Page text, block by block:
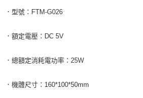
．型號：FTM-G026
．額定電壓：DC 5V
．總額定消耗電功率：25W
．機體尺寸：160*100*50mm